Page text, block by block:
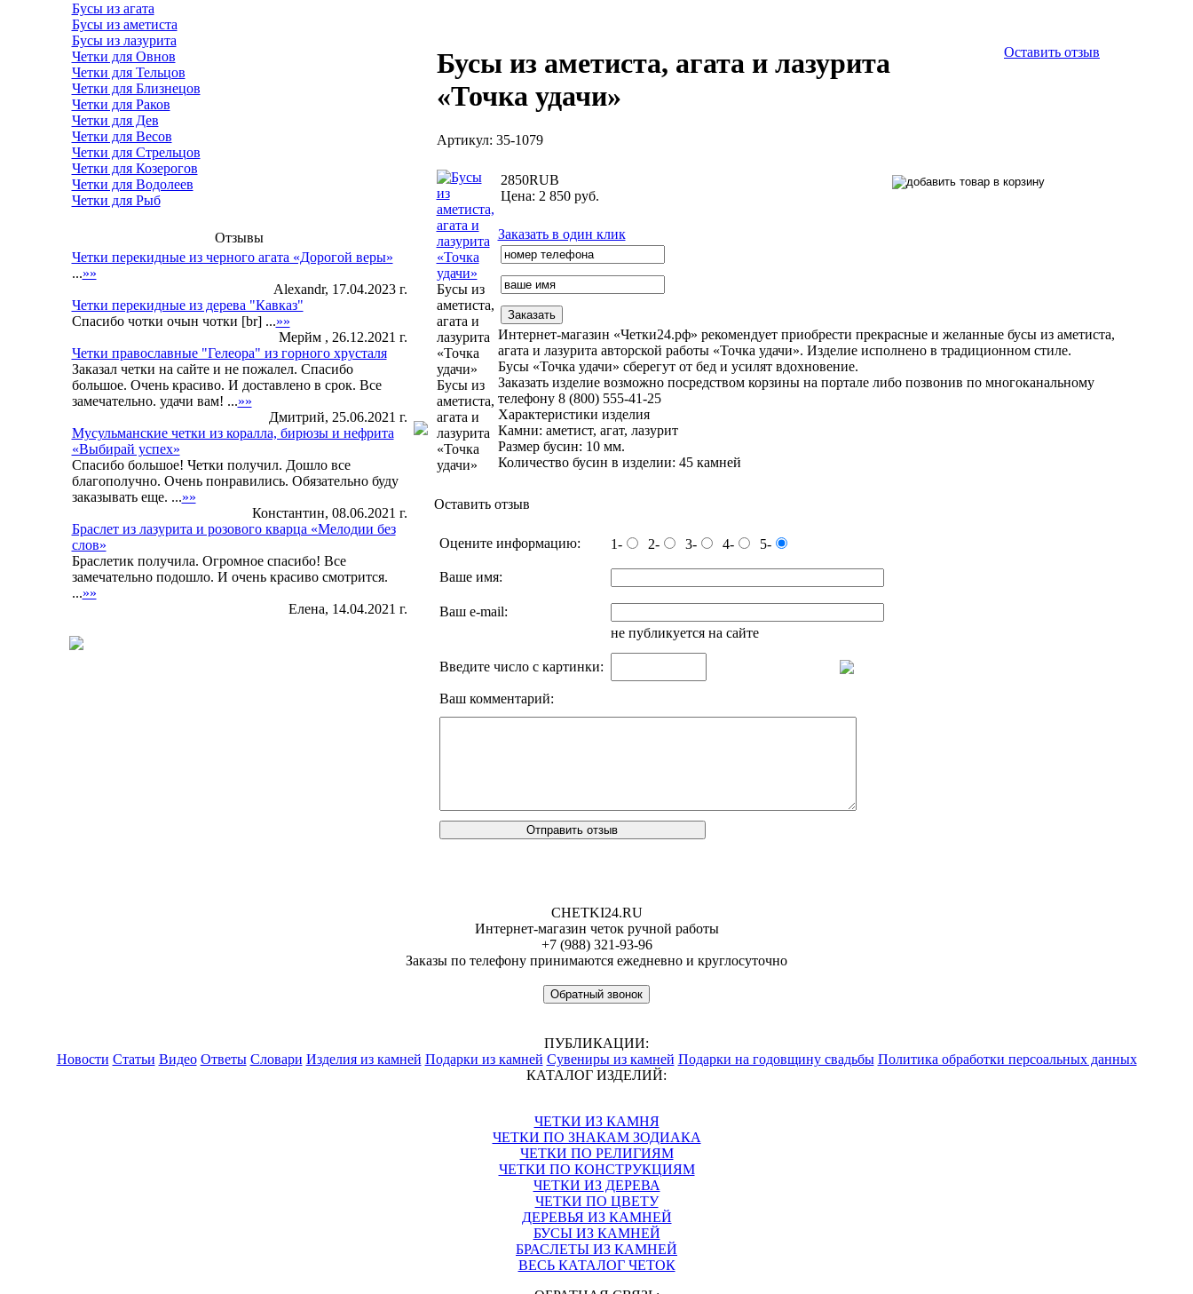
Бусы из агата
Бусы из аметиста
Бусы из лазурита
Четки для Овнов
Четки для Тельцов
Четки для Близнецов
Четки для Раков
Четки для Дев
Четки для Весов
Четки для Стрельцов
Четки для Козерогов
Четки для Водолеев
Четки для Рыб
Отзывы
Четки перекидные из черного агата «Дорогой веры»
...»»
Alexandr, 17.04.2023 г.
Четки перекидные из дерева "Кавказ"
Спасибо чотки очын чотки [br] ...»»
Мерйм , 26.12.2021 г.
Четки православные "Гелеора" из горного хрусталя
Заказал четки на сайте и не пожалел. Спасибо
большое. Очень красиво. И доставлено в срок. Все
замечательно. удачи вам! ...»»
Дмитрий, 25.06.2021 г.
Мусульманские четки из коралла, бирюзы и нефрита
«Выбирай успех»
Спасибо большое! Четки получил. Дошло все
благополучно. Очень понравились. Обязательно буду
заказывать еще. ...»»
Константин, 08.06.2021 г.
Браслет из лазурита и розового кварца «Мелодии без
слов»
Браслетик получила. Огромное спасибо! Все
замечательно подошло. И очень красиво смотрится.
...»»
Елена, 14.04.2021 г.
Бусы из аметиста, агата и лазурита
«Точка удачи»
Артикул: 35-1079
Оставить отзыв
Бусы из
аметиста,
агата и
лазурита
«Точка
удачи»
Бусы из
аметиста,
агата и
лазурита
«Точка
удачи»
2850RUB
Цена: 2 850 руб.
Заказать в один клик
Интернет-магазин «Четки24.рф» рекомендует приобрести прекрасные и желанные бусы из аметиста,
агата и лазурита авторской работы «Точка удачи». Изделие исполнено в традиционном стиле.
Бусы «Точка удачи» сберегут от бед и усилят вдохновение.
Заказать изделие возможно посредством корзины на портале либо позвонив по многоканальному
телефону 8 (800) 555-41-25
Характеристики изделия
Камни: аметист, агат, лазурит
Размер бусин: 10 мм.
Количество бусин в изделии: 45 камней
Оставить отзыв
Оцените информацию: 1- 2- 3- 4- 5-
Ваше имя:
Ваш e-mail:
не публикуется на сайте
Введите число с картинки:
Ваш комментарий:
CHETKI24.RU
Интернет-магазин четок ручной работы
+7 (988) 321-93-96
Заказы по телефону принимаются ежедневно и круглосуточно
Обратный звонок
ПУБЛИКАЦИИ:
Новости Статьи Видео Ответы Словари Изделия из камней Подарки из камней Сувениры из камней Подарки на годовщину свадьбы Политика обработки персоальных данных
КАТАЛОГ ИЗДЕЛИЙ:
ЧЕТКИ ИЗ КАМНЯ
ЧЕТКИ ПО ЗНАКАМ ЗОДИАКА
ЧЕТКИ ПО РЕЛИГИЯМ
ЧЕТКИ ПО КОНСТРУКЦИЯМ
ЧЕТКИ ИЗ ДЕРЕВА
ЧЕТКИ ПО ЦВЕТУ
ДЕРЕВЬЯ ИЗ КАМНЕЙ
БУСЫ ИЗ КАМНЕЙ
БРАСЛЕТЫ ИЗ КАМНЕЙ
ВЕСЬ КАТАЛОГ ЧЕТОК